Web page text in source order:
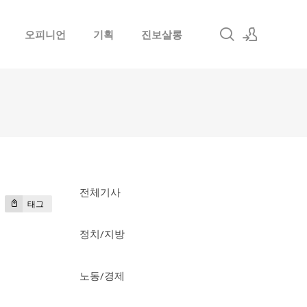
오피니언 기획 진보살롱
전체기사
정치/지방
노동/경제
태그